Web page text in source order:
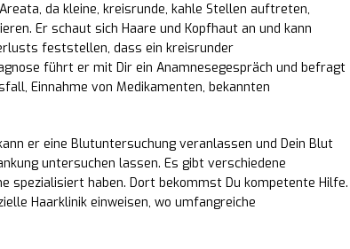
da kleine, kreisrunde, kahle Stellen auftreten,
Er schaut sich Haare und Kopfhaut an und kann
feststellen, dass ein kreisrunder
führt er mit Dir ein Anamnesegespräch und befragt
Einnahme von Medikamenten, bekannten
er eine Blutuntersuchung veranlassen und Dein Blut
untersuchen lassen. Es gibt verschiedene
spezialisiert haben. Dort bekommst Du kompetente Hilfe.
Haarklinik einweisen, wo umfangreiche